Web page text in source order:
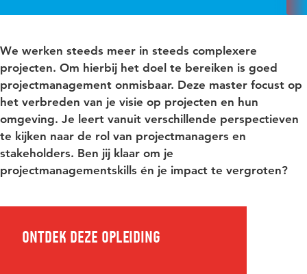
We werken steeds meer in steeds complexere
projecten. Om hierbij het doel te bereiken is goed
projectmanagement onmisbaar. Deze master focust op
het verbreden van je visie op projecten en hun
omgeving. Je leert vanuit verschillende perspectieven
te kijken naar de rol van projectmanagers en
stakeholders. Ben jij klaar om je
projectmanagementskills én je impact te vergroten?
Ontdek deze opleiding